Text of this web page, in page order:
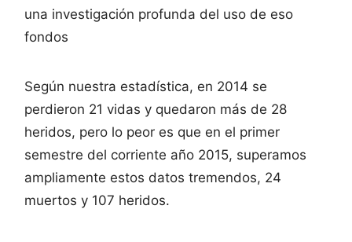
una investigación profunda del uso de eso
fondos
Según nuestra estadística, en 2014 se
perdieron 21 vidas y quedaron más de 28
heridos, pero lo peor es que en el primer
semestre del corriente año 2015, superamos
ampliamente estos datos tremendos, 24
muertos y 107 heridos.